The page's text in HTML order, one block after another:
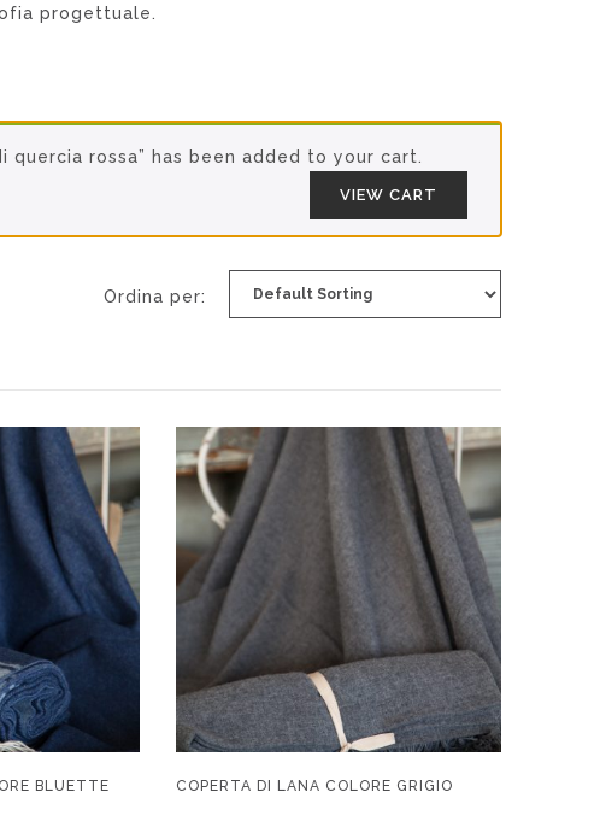
progettuale.
rossa” has been added to your cart.
VIEW CART
Ordina per:
BLUETTE COPERTA DI LANA COLORE GRIGIO